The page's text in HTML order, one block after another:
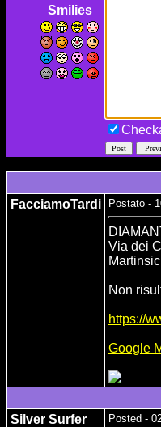
Smilies
FacciamoTardi Postato -
Via dei
Non
https://
Google
Silver Surfer Posted -